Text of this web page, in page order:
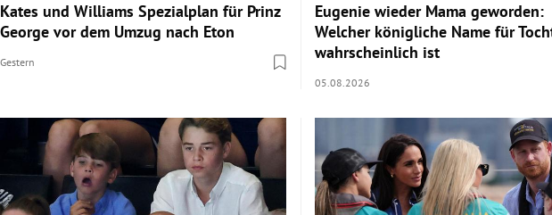
Kates und Williams Spezialplan für Prinz
George vor dem Umzug nach Eton
Gestern
Eugenie wieder Mama geworden:
Welcher königliche Name für
wahrscheinlich ist
05.08.2026